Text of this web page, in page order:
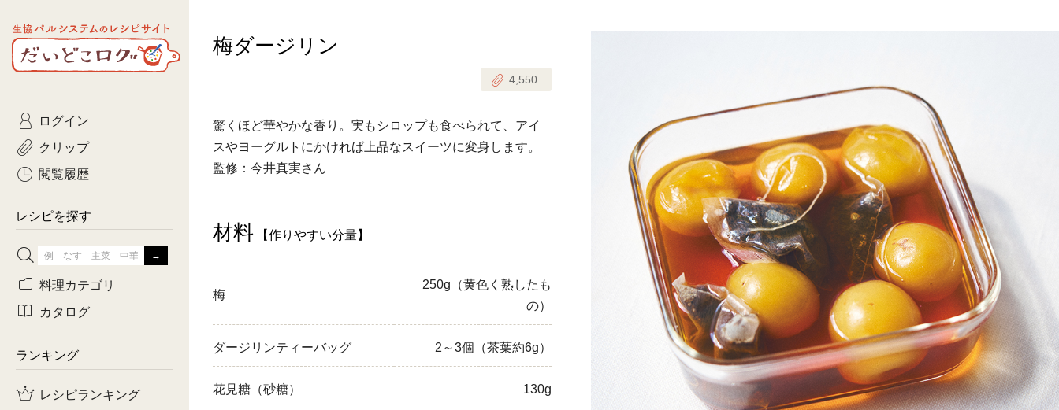
生協パルシステムのレシピ
サイト
だいどこログ
梅ダージリン
4,550
驚くほど華やかな香り。実もシロップも食べられて、アイ
スやヨーグルトにかければ上品なスイーツに変身します。
監修：今井真実さん
材料 【作りやすい分量】
梅
250g（黄色く熟したも
の）
ダージリンティーバッグ 2～3個（茶葉約6g）
花見糖（砂糖） 130g
ログイン
クリップ
閲覧履歴
レシピを探す
ひとさじのときめき時間
おきらくだ 1歳半からの幼児食
3日分ごはんセット（2人分）
つくりおき肉魚菜菜セット
牛肉 豚肉
料理カテゴリ
主菜
常備菜・作りおき お弁当
おつまみ
カタログ
コトコト
yumyumいっしょごはん
ぷれーんぺいじ
ランキング
レシピランキング